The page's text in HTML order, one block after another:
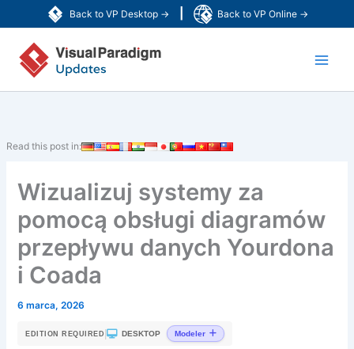
Back to VP Desktop → Back to VP Online →
do
treści
Read this post in:
Wizualizuj systemy za
pomocą obsługi diagramów
przepływu danych Yourdona
i Coada
6 marca, 2026
EDITION REQUIRED | DESKTOP Modeler